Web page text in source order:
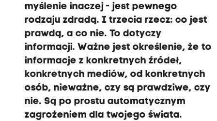
myślenie inaczej - jest pewnego
rodzaju zdradą. I trzecia rzecz: co jest
prawdą, a co nie. To dotyczy
informacji. Ważne jest określenie, że to
informacje z konkretnych źródeł,
konkretnych mediów, od konkretnych
osób, nieważne, czy są prawdziwe, czy
nie. Są po prostu automatycznym
zagrożeniem dla twojego świata.